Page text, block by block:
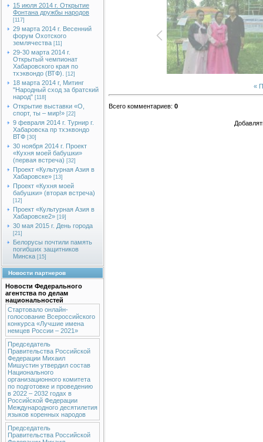
15 июля 2014 г. Открытие
Фонтана дружбы народов
[117]
29 марта 2014 г. Весенний
форум Охотского
землячества [11]
29-30 марта 2014 г.
Открытый чемпионат
Хабаровского края по
тхэквондо (ВТФ).
[12]
18 марта 2014 г, Митинг
"Народный сход за братский
народ" [118]
Открытие выставки «О,
спорт, ты – мир!» [22]
9 февраля 2014 г. Турнир г.
Хабаровска пр тхэквондо
ВТФ [30]
30 ноября 2014 г. Проект
«Кухня моей бабушки»
(первая встреча) [32]
Проект «Культурная Азия в
Хабаровске» [13]
Проект «Кухня моей
бабушки» (вторая встреча)
[12]
Проект «Культурная Азия в
Хабаровске2» [19]
30 мая 2015 г. День города
[21]
Белорусы почтили память
погибших защитников
Минска [15]
Новости партнеров
Новости Федерального
агентства по делам
национальностей
Стартовало онлайн-
голосование Всероссийского
конкурса «Лучшие имена
немцев России – 2021»
Председатель
Правительства Российской
Федерации Михаил
Мишустин утвердил состав
Национального
организационного комитета
по подготовке и проведению
в 2022 – 2032 годах в
Российской Федерации
Международного десятилетия
языков коренных народов
Председатель
Правительства Российской
«
Всего комментариев: 0